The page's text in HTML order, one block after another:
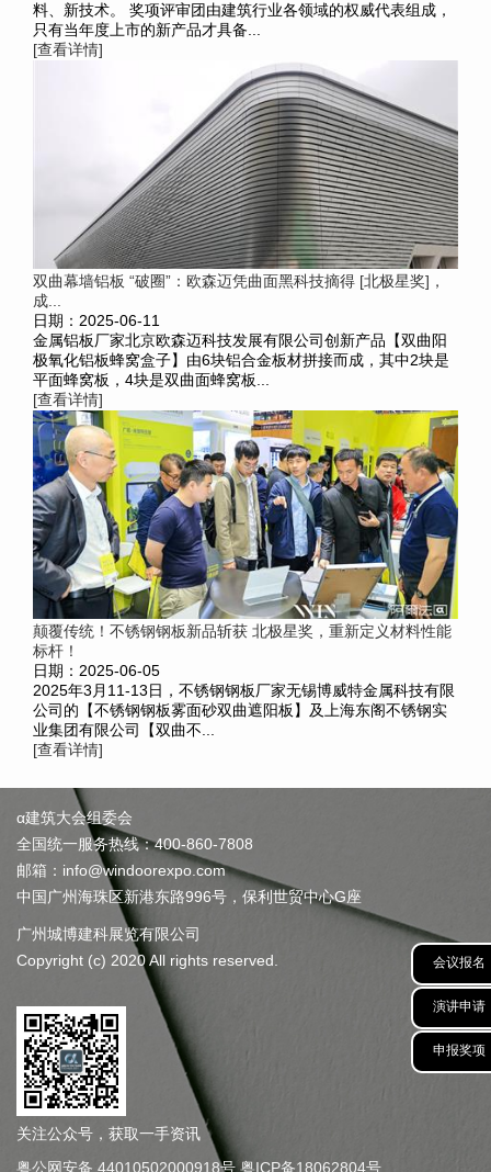
会议报名
演讲申请
申报奖项
料、新技术。 奖项评审团由建筑行业各领域的权威代表组成，
只有当年度上市的新产品才具备...
[查看详情]
双曲幕墙铝板 “破圈”：欧森迈凭曲面黑科技摘得 [北极星奖]，
成...
日期：2025-06-11
金属铝板厂家北京欧森迈科技发展有限公司创新产品【双曲阳
极氧化铝板蜂窝盒子】由6块铝合金板材拼接而成，其中2块是
平面蜂窝板，4块是双曲面蜂窝板...
[查看详情]
颠覆传统！不锈钢钢板新品斩获 北极星奖，重新定义材料性能
标杆！
日期：2025-06-05
2025年3月11-13日，不锈钢钢板厂家无锡博威特金属科技有限
公司的【不锈钢钢板雾面砂双曲遮阳板】及上海东阁不锈钢实
业集团有限公司【双曲不...
[查看详情]
α建筑大会组委会
全国统一服务热线：400-860-7808
邮箱：info@windoorexpo.com
中国广州海珠区新港东路996号，保利世贸中心G座
广州城博建科展览有限公司
Copyright (c) 2020 All rights reserved.
关注公众号，获取一手资讯
粤公网安备 44010502000918号 粤ICP备18062804号